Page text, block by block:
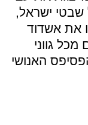
ישראל,
את אשדוד
מכל גווני
האנושי